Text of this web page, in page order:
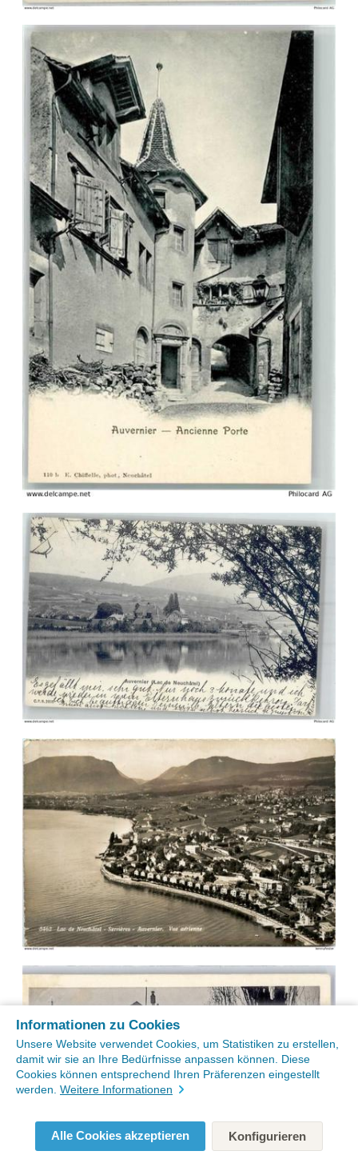
Informationen zu Cookies
Unsere Website verwendet Cookies, um Statistiken zu erstellen,
damit wir sie an Ihre Bedürfnisse anpassen können. Diese
Cookies können entsprechend Ihren Präferenzen eingestellt
werden. Weitere Informationen
Alle Cookies akzeptieren Konfigurieren